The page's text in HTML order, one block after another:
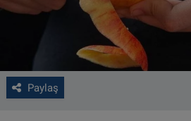
Paylaş
ALGEMENE VOORWAARDEN
CONTACT
Çerez Politikası